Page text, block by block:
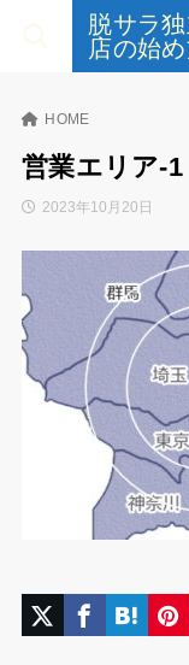
脱サラ
店の始
HOME
営業エリア-1
2023年10月20日